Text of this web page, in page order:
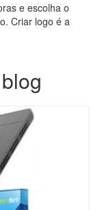
e escolha o
Criar logo é a